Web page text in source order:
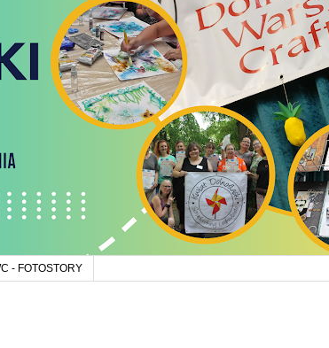
- FOTOSTORY